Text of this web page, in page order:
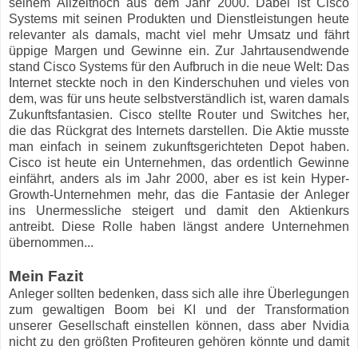
seinem Allzeithoch aus dem Jahr 2000. Dabei ist Cisco
Systems mit seinen Produkten und Dienstleistungen heute
relevanter als damals, macht viel mehr Umsatz und fährt
üppige Margen und Gewinne ein. Zur Jahrtausendwende
stand Cisco Systems für den Aufbruch in die neue Welt: Das
Internet steckte noch in den Kinderschuhen und vieles von
dem, was für uns heute selbstverständlich ist, waren damals
Zukunftsfantasien. Cisco stellte Router und Switches her,
die das Rückgrat des Internets darstellen. Die Aktie musste
man einfach in seinem zukunftsgerichteten Depot haben.
Cisco ist heute ein Unternehmen, das ordentlich Gewinne
einfährt, anders als im Jahr 2000, aber es ist kein Hyper-
Growth-Unternehmen mehr, das die Fantasie der Anleger
ins Unermessliche steigert und damit den Aktienkurs
antreibt. Diese Rolle haben längst andere Unternehmen
übernommen...
Mein Fazit
Anleger sollten bedenken, dass sich alle ihre Überlegungen
zum gewaltigen Boom bei KI und der Transformation
unserer Gesellschaft einstellen können, dass aber Nvidia
nicht zu den größten Profiteuren gehören könnte und damit